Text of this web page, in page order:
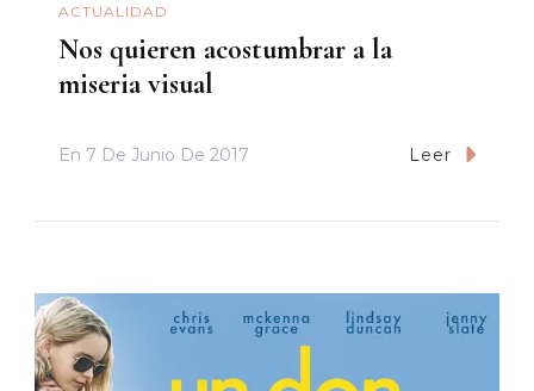
ACTUALIDAD
Nos quieren acostumbrar a la
miseria visual
En 7 De Junio De 2017 Leer